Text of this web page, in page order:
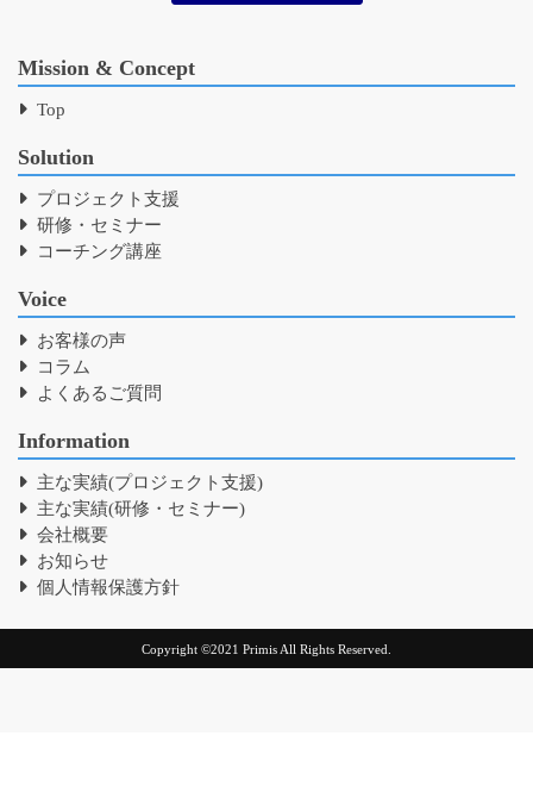
Mission & Concept
Top
Solution
プロジェクト支援
研修・セミナー
コーチング講座
Voice
お客様の声
コラム
よくあるご質問
Information
主な実績(プロジェクト支援)
主な実績(研修・セミナー)
会社概要
お知らせ
個人情報保護方針
Copyright ©2021 Primis All Rights Reserved.